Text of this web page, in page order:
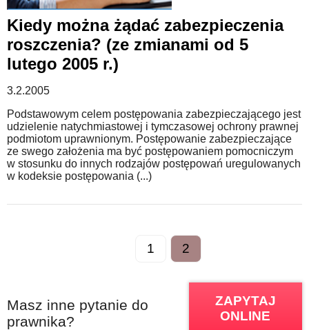
Kiedy można żądać zabezpieczenia
roszczenia? (ze zmianami od 5
lutego 2005 r.)
3.2.2005
Podstawowym celem postępowania zabezpieczającego jest
udzielenie natychmiastowej i tymczasowej ochrony prawnej
podmiotom uprawnionym. Postępowanie zabezpieczające
ze swego założenia ma być postępowaniem pomocniczym
w stosunku do innych rodzajów postępowań uregulowanych
w kodeksie postępowania (...)
1 2
Masz inne pytanie do
prawnika?
ZAPYTAJ
ONLINE